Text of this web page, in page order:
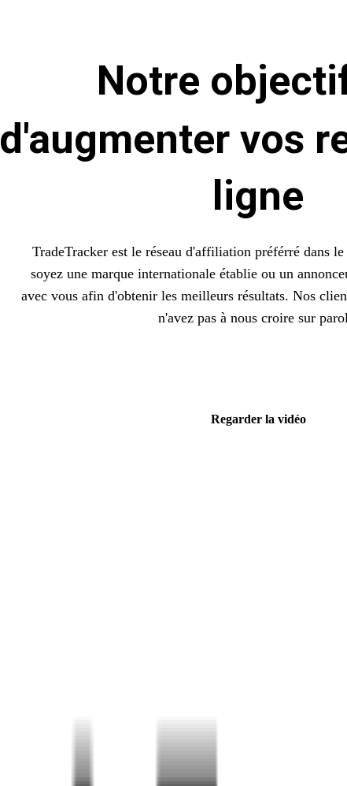
Notre
d'augmenter vos
ligne
TradeTracker est le réseau d'affiliation préférré dans
soyez une marque internationale établie ou un
avec vous afin d'obtenir les meilleurs résultats. Nos
n'avez pas à nous croire sur
Regarder la vidéo